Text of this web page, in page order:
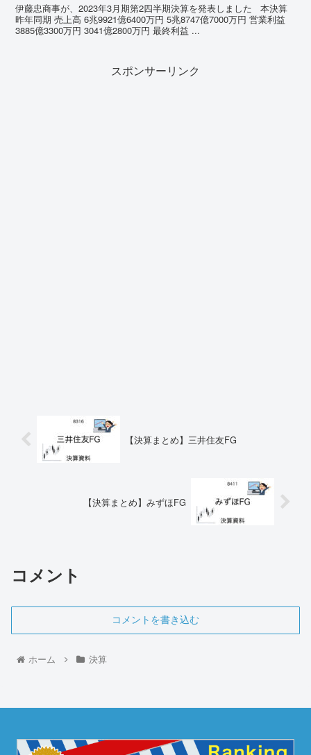
伊藤忠商事が、2023年3月期第2四半期決算を発表しました 本決算
昨年同期 売上高 6兆9921億6400万円 5兆8747億7000万円 営業利益
3885億3300万円 3041億2800万円 最終利益 ...
スポンサーリンク
【決算まとめ】三井住友FG
【決算まとめ】みずほFG
コメント
コメントを書き込む
ホーム 決算